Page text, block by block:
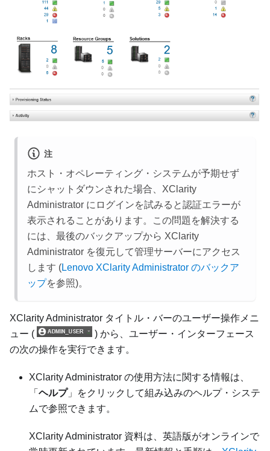
注
ホスト・オペレーティング・システムが予期せず
にシャットダウンされた場合、 XClarity
Administrator にログインを試みると認証エラーが
表示されることがあります。この問題を解決する
には、最後のバックアップから XClarity
Administrator を復元して管理サーバーにアクセス
します (Lenovo XClarity Administrator のバックア
ップを参照)。
XClarity Administrator タイトル・バーのユーザー操作メニ
ュー (
) から、ユーザー・インターフェース
の次の操作を実行できます。
XClarity Administrator の使用方法に関する情報は、
「 ヘルプ」をクリックして組み込みのヘルプ・システ
ムで参照できます。
XClarity Administrator 資料は、英語版がオンラインで